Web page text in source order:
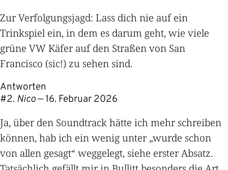
Zur Verfolgungsjagd: Lass dich nie auf ein
Trinkspiel ein, in dem es darum geht, wie viele
grüne VW Käfer auf den Straßen von San
Francisco (sic!) zu sehen sind.
Antworten
#
Nico—16. Februar 2026
Ja, über den Soundtrack hätte ich mehr schreiben
können, hab ich ein wenig unter „wurde schon
von allen gesagt“ weggelegt, siehe erster Absatz.